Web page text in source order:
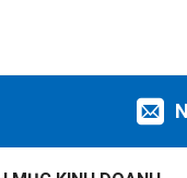
độ ba lô: Thoải mái, rảnh tay
độ cầm tay: Dễ dàng, thời